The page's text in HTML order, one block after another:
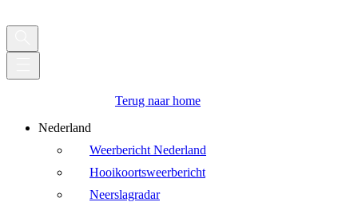
Terug naar home
Nederland
Weerbericht Nederland
Hooikoortsweerbericht
Neerslagradar